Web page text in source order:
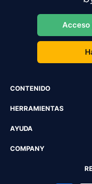
Acceso
CONTENIDO
HERRAMIENTAS
AYUDA
COMPANY